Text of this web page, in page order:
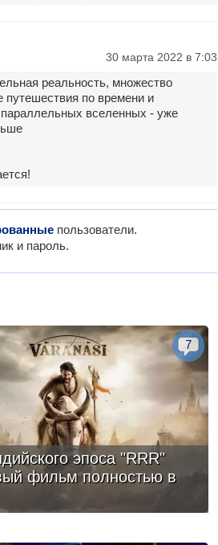
30 марта 2022 в 7:03
реальность, множество
по времени и
параллельных вселенных - уже
пользователи.
и пароль.
эпоса "RRR"
фильм полностью в
7